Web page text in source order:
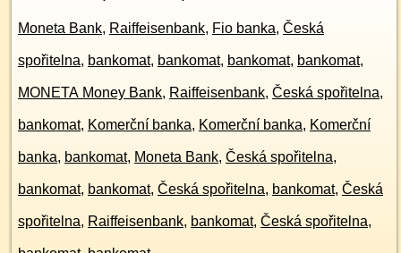
Moneta Bank, Raiffeisenbank, Fio banka, Česká
spořitelna, bankomat, bankomat, bankomat, bankomat,
MONETA Money Bank, Raiffeisenbank, Česká spořitelna,
bankomat, Komerční banka, Komerční banka, Komerční
banka, bankomat, Moneta Bank, Česká spořitelna,
bankomat, bankomat, Česká spořitelna, bankomat, Česká
spořitelna, Raiffeisenbank, bankomat, Česká spořitelna,